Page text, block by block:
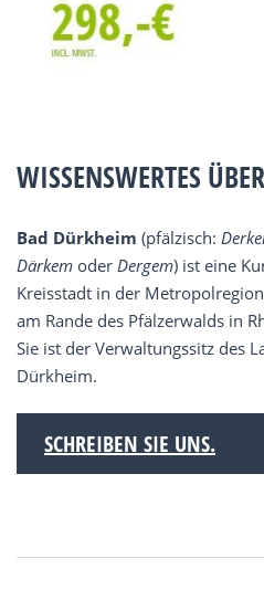
WISSENSWERTES
Bad Dürkheim (pfälzisch:
Därkem oder Dergem) ist eine
Kreisstadt in der
am Rande des Pfälzerwalds in
Sie ist der Verwaltungssitz des
Dürkheim.
SCHREIBEN SIE UNS.